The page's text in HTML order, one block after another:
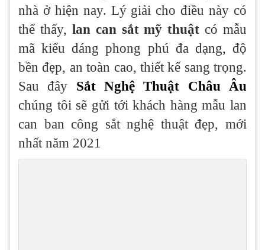
nhà ở hiện nay. Lý giải cho điều này có
thể thấy, lan can sắt mỹ thuật có mẫu
mã kiểu dáng phong phú đa dạng, độ
bền đẹp, an toàn cao, thiết kế sang trọng.
Sau đây Sắt Nghệ Thuật Châu Âu
chúng tôi sẽ gửi tới khách hàng mẫu lan
can ban công sắt nghệ thuật đẹp, mới
nhất năm 2021